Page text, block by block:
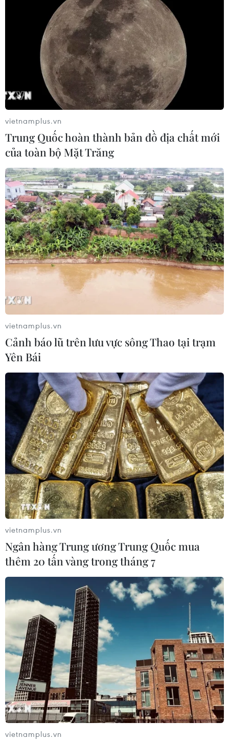
TIN CÙNG CHUYÊN MỤC
Việt Nam khẳng định vị thế tại triển
lãm thương mại quốc tế của Ấn Độ
07/08/2026 23:08
vietnamplus.vn
Trung Quốc hoàn thành bản đồ địa chất mới
của toàn bộ Mặt Trăng
vietnamplus.vn
Cảnh báo lũ trên lưu vực sông Thao tại trạm
Yên Bái
vietnamplus.vn
Ngân hàng Trung ương Trung Quốc mua
thêm 20 tấn vàng trong tháng 7
vietnamplus.vn